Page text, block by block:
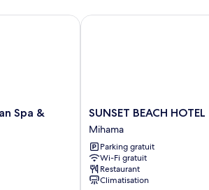
Spa &
& Resort
SUNSET
BEACH
HOTEL
Mihama
SUNSET BEACH HOTEL
Mihama
Parking gratuit
Wi-Fi gratuit
Restaurant
Climatisation
SUNSET BEACH HOTEL